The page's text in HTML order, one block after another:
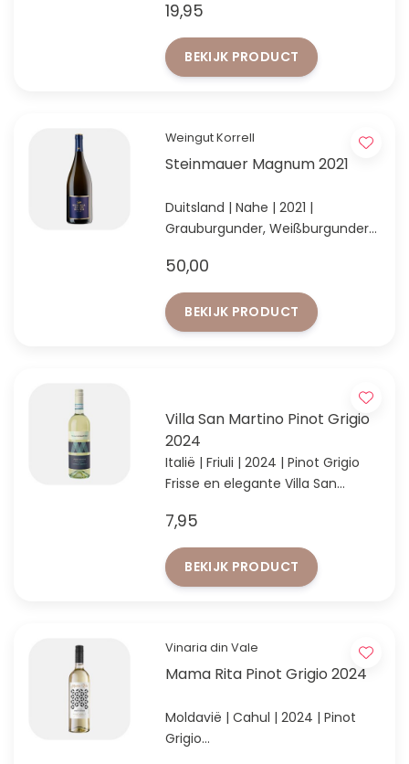
Elegante witte cuvée met citrus,
finesse en mineraliteit
19,95
BEKIJK PRODUCT
Weingut Korrell
Steinmauer Magnum 2021
Duitsland | Nahe | 2021 |
Grauburgunder, Weißburgunder
Prachtig op dronk!
50,00
BEKIJK PRODUCT
Villa San Martino Pinot Grigio
2024
Italië | Friuli | 2024 | Pinot Grigio
Frisse en elegante Villa San
Italië
7,95
BEKIJK PRODUCT
Vinaria din Vale
Mama Rita Pinot Grigio 2024
Moldavië | Cahul | 2024 | Pinot
Grigio